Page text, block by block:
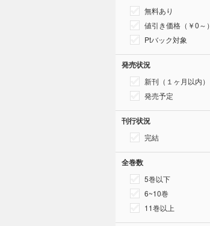
無料あり
値引き価格（￥0～）
Ptバック対象
発売状況
新刊（１ヶ月以内）
発売予定
刊行状況
完結
全巻数
5巻以下
6~10巻
11巻以上